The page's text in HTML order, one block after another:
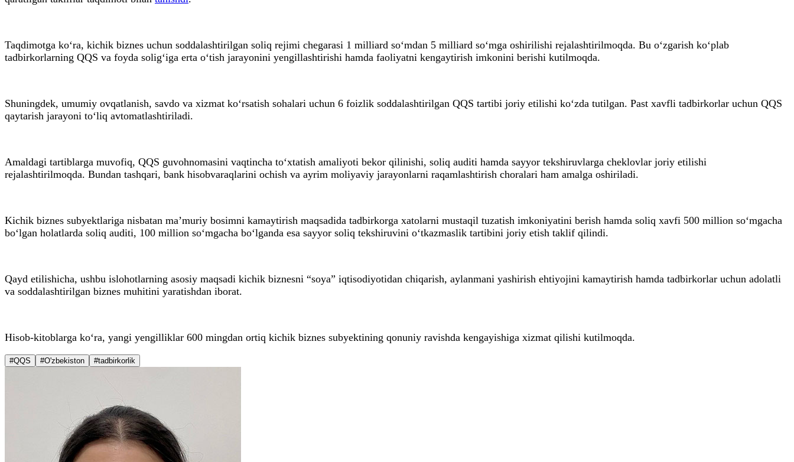
Taqdimotga ko‘ra, kichik biznes uchun soddalashtirilgan soliq rejimi chegarasi 1 milliard so‘mdan 5 milliard so‘mga oshirilishi rejalashtirilmoqda. Bu o‘zgarish ko‘plab
tadbirkorlarning QQS va foyda solig‘iga erta o‘tish jarayonini yengillashtirishi hamda faoliyatni kengaytirish imkonini berishi kutilmoqda.
Shuningdek, umumiy ovqatlanish, savdo va xizmat ko‘rsatish sohalari uchun 6 foizlik soddalashtirilgan QQS tartibi joriy etilishi ko‘zda tutilgan. Past xavfli tadbirkorlar uchun QQS
qaytarish jarayoni to‘liq avtomatlashtiriladi.
Amaldagi tartiblarga muvofiq, QQS guvohnomasini vaqtincha to‘xtatish amaliyoti bekor qilinishi, soliq auditi hamda sayyor tekshiruvlarga cheklovlar joriy etilishi
rejalashtirilmoqda. Bundan tashqari, bank hisobvaraqlarini ochish va ayrim moliyaviy jarayonlarni raqamlashtirish choralari ham amalga oshiriladi.
Kichik biznes subyektlariga nisbatan ma’muriy bosimni kamaytirish maqsadida tadbirkorga xatolarni mustaqil tuzatish imkoniyatini berish hamda soliq xavfi 500 million so‘mgacha
bo‘lgan holatlarda soliq auditi, 100 million so‘mgacha bo‘lganda esa sayyor soliq tekshiruvini o‘tkazmaslik tartibini joriy etish taklif qilindi.
Qayd etilishicha, ushbu islohotlarning asosiy maqsadi kichik biznesni “soya” iqtisodiyotidan chiqarish, aylanmani yashirish ehtiyojini kamaytirish hamda tadbirkorlar uchun adolatli
va soddalashtirilgan biznes muhitini yaratishdan iborat.
Hisob-kitoblarga ko‘ra, yangi yengilliklar 600 mingdan ortiq kichik biznes subyektining qonuniy ravishda kengayishiga xizmat qilishi kutilmoqda.
#QQS #O'zbekiston #tadbirkorlik